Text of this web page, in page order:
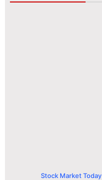
Stock Market Today